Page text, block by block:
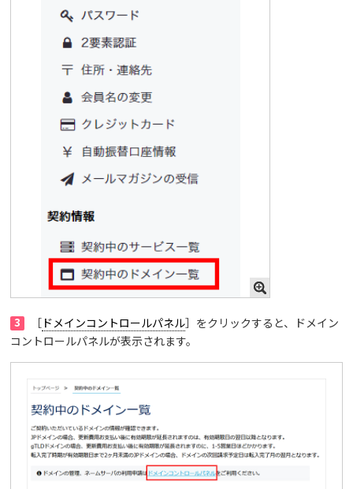
3 ［ ドメインコントロールパネル］をクリックすると、ドメイン
コントロールパネルが表示されます。